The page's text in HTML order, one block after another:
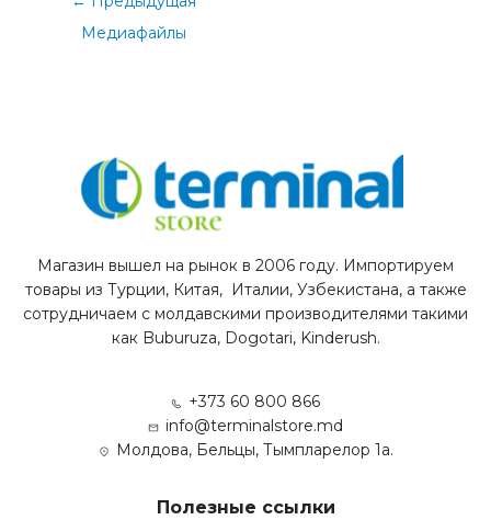
Медиафайлы
Магазин вышел на рынок в 2006 году. Импортируем
товары из Турции, Китая, Италии, Узбекистана, а также
сотрудничаем с молдавскими производителями такими
как Buburuza, Dogotari, Kinderush.
+373 60 800 866
info@terminalstore.md
Молдова, Бельцы, Тымпларелор 1а.
Полезные ссылки